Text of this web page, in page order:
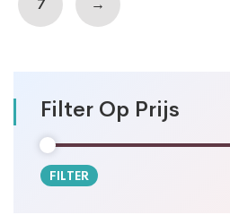
Filter Op Prijs
Min.
Max.
FILTER